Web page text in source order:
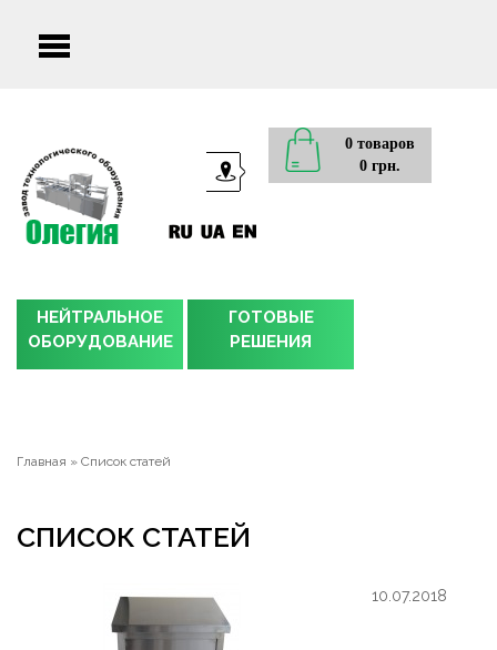
Main
0 товаров
0 грн.
НЕЙТРАЛЬНОЕ
ОБОРУДОВАНИЕ
ГОТОВЫЕ
РЕШЕНИЯ
Главная » Список статей
СПИСОК СТАТЕЙ
10.07.2018